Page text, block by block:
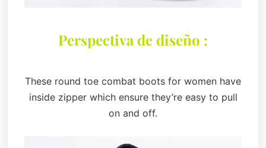
Perspectiva de diseño :
These round toe combat boots for women have
inside zipper which ensure they’re easy to pull
on and off.